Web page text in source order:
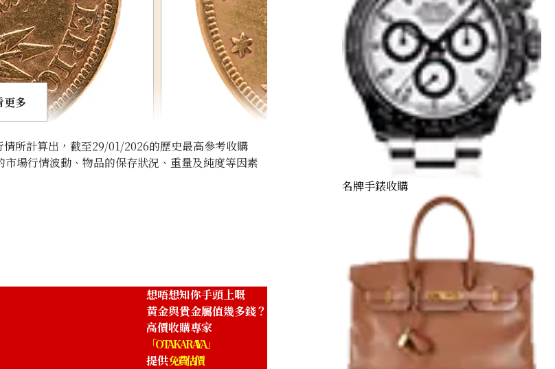
21K Gold (K21) American Liberty Head Double Eagle Gold Coin
更多
所計算出，截至29/01/2026的歷史最高參考收購
場行情波動、物品的保存狀況、重量及純度等因素
想唔想知你手頭上嘅
黃金與貴金屬值幾多錢？
高價收購專家
「OTAKARAYA」
提供免費估價
名牌手錶收購